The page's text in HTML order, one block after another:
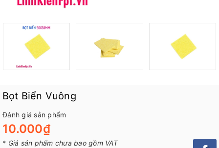
Bọt Biển Vuông
Đánh giá sản phẩm
10.000₫
* Giá sản phẩm chưa bao gồm VAT